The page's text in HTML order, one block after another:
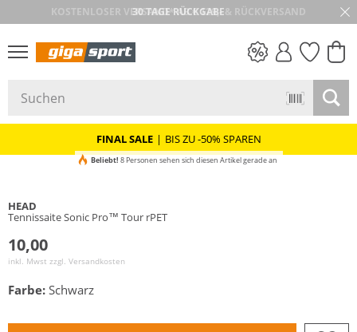
30 TAGE RÜCKGABE
FINAL SALE | BIS ZU -50% SPAREN
Beliebt! 8 Personen sehen sich diesen Artikel gerade an
HEAD
Tennissaite Sonic Pro™ Tour rPET
10,00
inkl. Mwst zzgl. Versandkosten
Farbe: Schwarz